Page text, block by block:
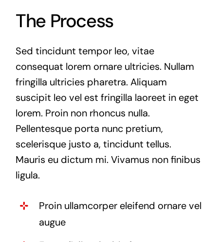
The Process
Sed tincidunt tempor leo, vitae
consequat lorem ornare ultricies. Nullam
fringilla ultricies pharetra. Aliquam
suscipit leo vel est fringilla laoreet in eget
lorem. Proin non rhoncus nulla.
Pellentesque porta nunc pretium,
scelerisque justo a, tincidunt tellus.
Mauris eu dictum mi. Vivamus non finibus
ligula.
Proin ullamcorper eleifend ornare vel
augue